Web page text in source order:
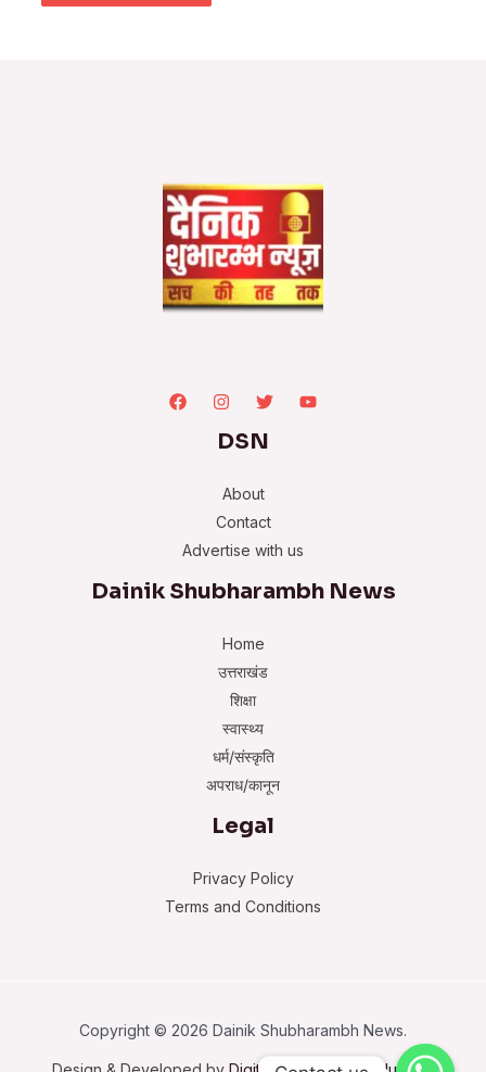
DSN
About
Contact
Advertise with us
Dainik Shubharambh News
Home
उत्तराखंड
शिक्षा
स्वास्थ्य
धर्म/संस्कृति
अपराध/कानून
Legal
Privacy Policy
Terms and Conditions
Copyright © 2026 Dainik Shubharambh News.